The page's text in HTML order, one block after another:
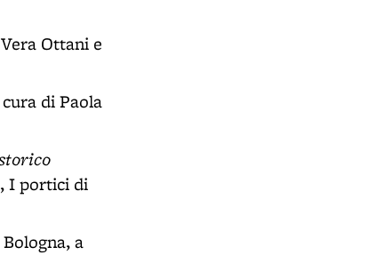
Ottani e
cura di Paola
I portici di
Bologna, a